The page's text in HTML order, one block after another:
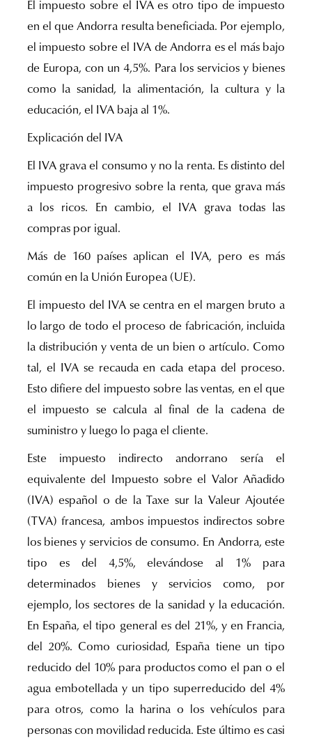
El impuesto sobre el IVA es otro tipo de impuesto
en el que Andorra resulta beneficiada. Por ejemplo,
el impuesto sobre el IVA de Andorra es el más bajo
de Europa, con un 4,5%. Para los servicios y bienes
como la sanidad, la alimentación, la cultura y la
educación, el IVA baja al 1%.
Explicación del IVA
El IVA grava el consumo y no la renta. Es distinto del
impuesto progresivo sobre la renta, que grava más
a los ricos. En cambio, el IVA grava todas las
compras por igual.
Más de 160 países aplican el IVA, pero es más
común en la Unión Europea (UE).
El impuesto del IVA se centra en el margen bruto a
lo largo de todo el proceso de fabricación, incluida
la distribución y venta de un bien o artículo. Como
tal, el IVA se recauda en cada etapa del proceso.
Esto difiere del impuesto sobre las ventas, en el que
el impuesto se calcula al final de la cadena de
suministro y luego lo paga el cliente.
Este impuesto indirecto andorrano sería el
equivalente del Impuesto sobre el Valor Añadido
(IVA) español o de la Taxe sur la Valeur Ajoutée
(TVA) francesa, ambos impuestos indirectos sobre
los bienes y servicios de consumo. En Andorra, este
tipo es del 4,5%, elevándose al 1% para
determinados bienes y servicios como, por
ejemplo, los sectores de la sanidad y la educación.
En España, el tipo general es del 21%, y en Francia,
del 20%. Como curiosidad, España tiene un tipo
reducido del 10% para productos como el pan o el
agua embotellada y un tipo superreducido del 4%
para otros, como la harina o los vehículos para
personas con movilidad reducida. Este último es casi